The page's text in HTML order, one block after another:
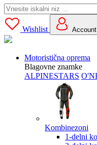
Wishlist Account
Motoristična oprema
Blagovne znamke
ALPINESTARS
Kombinezoni
1-delni